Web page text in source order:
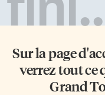
Sur la page
verrez tout ce
Grand